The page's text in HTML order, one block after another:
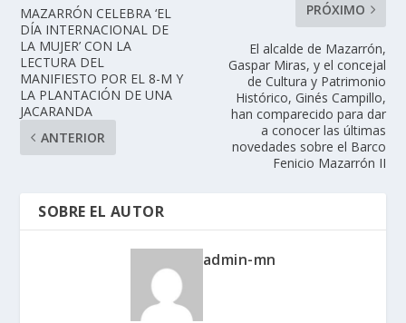
MAZARRÓN CELEBRA ‘EL
DÍA INTERNACIONAL DE
LA MUJER’ CON LA
LECTURA DEL
MANIFIESTO POR EL 8-M Y
LA PLANTACIÓN DE UNA
JACARANDA
ANTERIOR
PRÓXIMO
El alcalde de Mazarrón,
Gaspar Miras, y el concejal
de Cultura y Patrimonio
Histórico, Ginés Campillo,
han comparecido para dar
a conocer las últimas
novedades sobre el Barco
Fenicio Mazarrón II
SOBRE EL AUTOR
admin-mn